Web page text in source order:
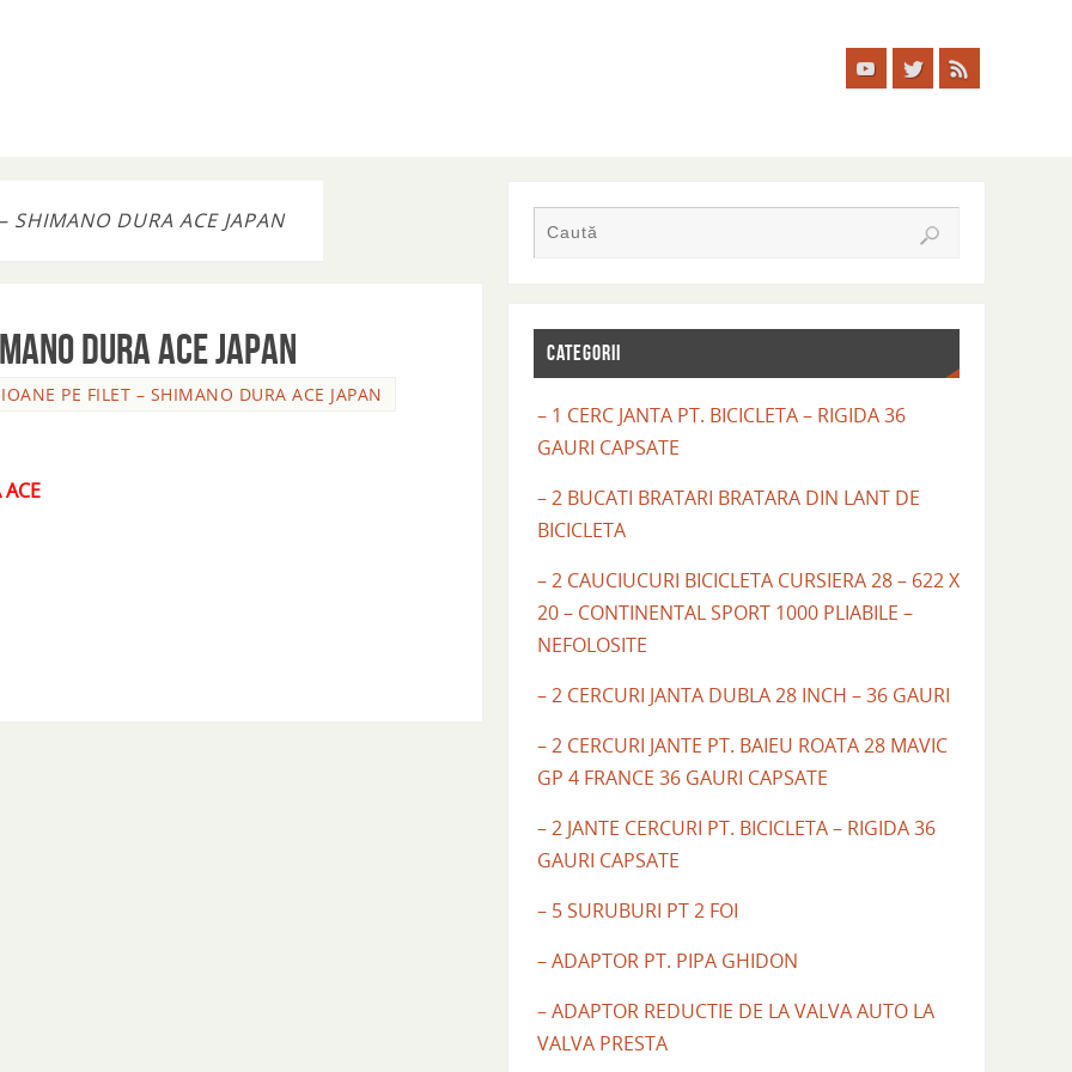
SHIMANO DURA ACE JAPAN
DURA ACE JAPAN
PE FILET – SHIMANO DURA ACE JAPAN
CATEGORII
– 1 CERC JANTA PT. BICICLETA – RIGIDA 36
GAURI CAPSATE
– 2 BUCATI BRATARI BRATARA DIN LANT DE
BICICLETA
– 2 CAUCIUCURI BICICLETA CURSIERA 28 – 622 X
20 – CONTINENTAL SPORT 1000 PLIABILE –
NEFOLOSITE
– 2 CERCURI JANTA DUBLA 28 INCH – 36 GAURI
– 2 CERCURI JANTE PT. BAIEU ROATA 28 MAVIC
GP 4 FRANCE 36 GAURI CAPSATE
– 2 JANTE CERCURI PT. BICICLETA – RIGIDA 36
GAURI CAPSATE
– 5 SURUBURI PT 2 FOI
– ADAPTOR PT. PIPA GHIDON
– ADAPTOR REDUCTIE DE LA VALVA AUTO LA
VALVA PRESTA